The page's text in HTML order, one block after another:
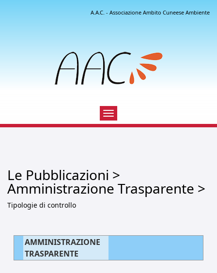
A.A.C. - Associazione Ambito Cuneese Ambiente
Toggle
navigation
Le Pubblicazioni >
Amministrazione Trasparente >
Tipologie di controllo
AMMINISTRAZIONE
TRASPARENTE